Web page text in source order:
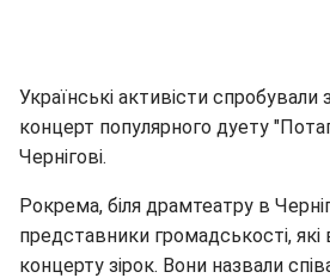
Українські активісти спробували
концерт популярного дуету
Чернігові.
Pокрема, біля драмтеатру в
представники громадськості,
концерту зірок. Вони назвали